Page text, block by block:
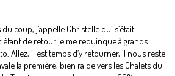
coup, j’appelle Christelle qui s’était
de retour je me requinque à grands
Allez, il est temps d’y retourner, il nous reste
la première, bien raide vers les Chalets du